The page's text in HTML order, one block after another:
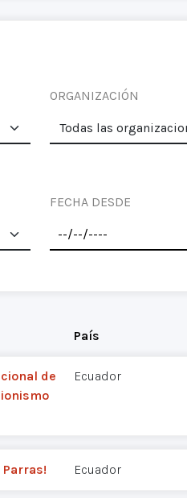
ORGANIZACIÓN
FECHA DESDE
País
de
Ecuador
Ecuador